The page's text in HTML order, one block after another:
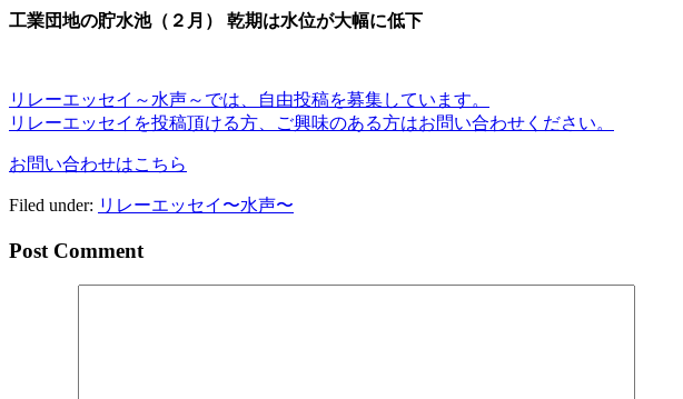
工業団地の貯水池（２月） 乾期は水位が大幅に低下
リレーエッセイ～水声～では、自由投稿を募集しています。
リレーエッセイを投稿頂ける方、ご興味のある方はお問い合わせください。
お問い合わせはこちら
Filed under: リレーエッセイ〜水声〜
Post Comment